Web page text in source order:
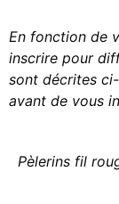
En fonction de
inscrire pour
sont décrites
avant de vous
Pèlerins fil